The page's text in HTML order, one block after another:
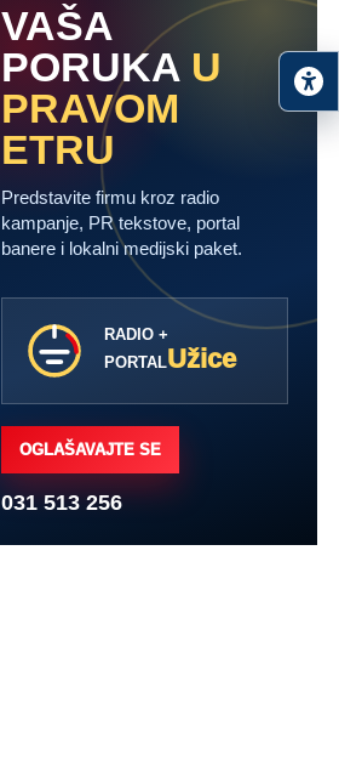
VAŠA
PORUKA U
PRAVOM
ETRU
Predstavite firmu kroz radio
kampanje, PR tekstove, portal
banere i lokalni medijski paket.
RADIO +
PORTALUžice
OGLAŠAVAJTE SE
031 513 256